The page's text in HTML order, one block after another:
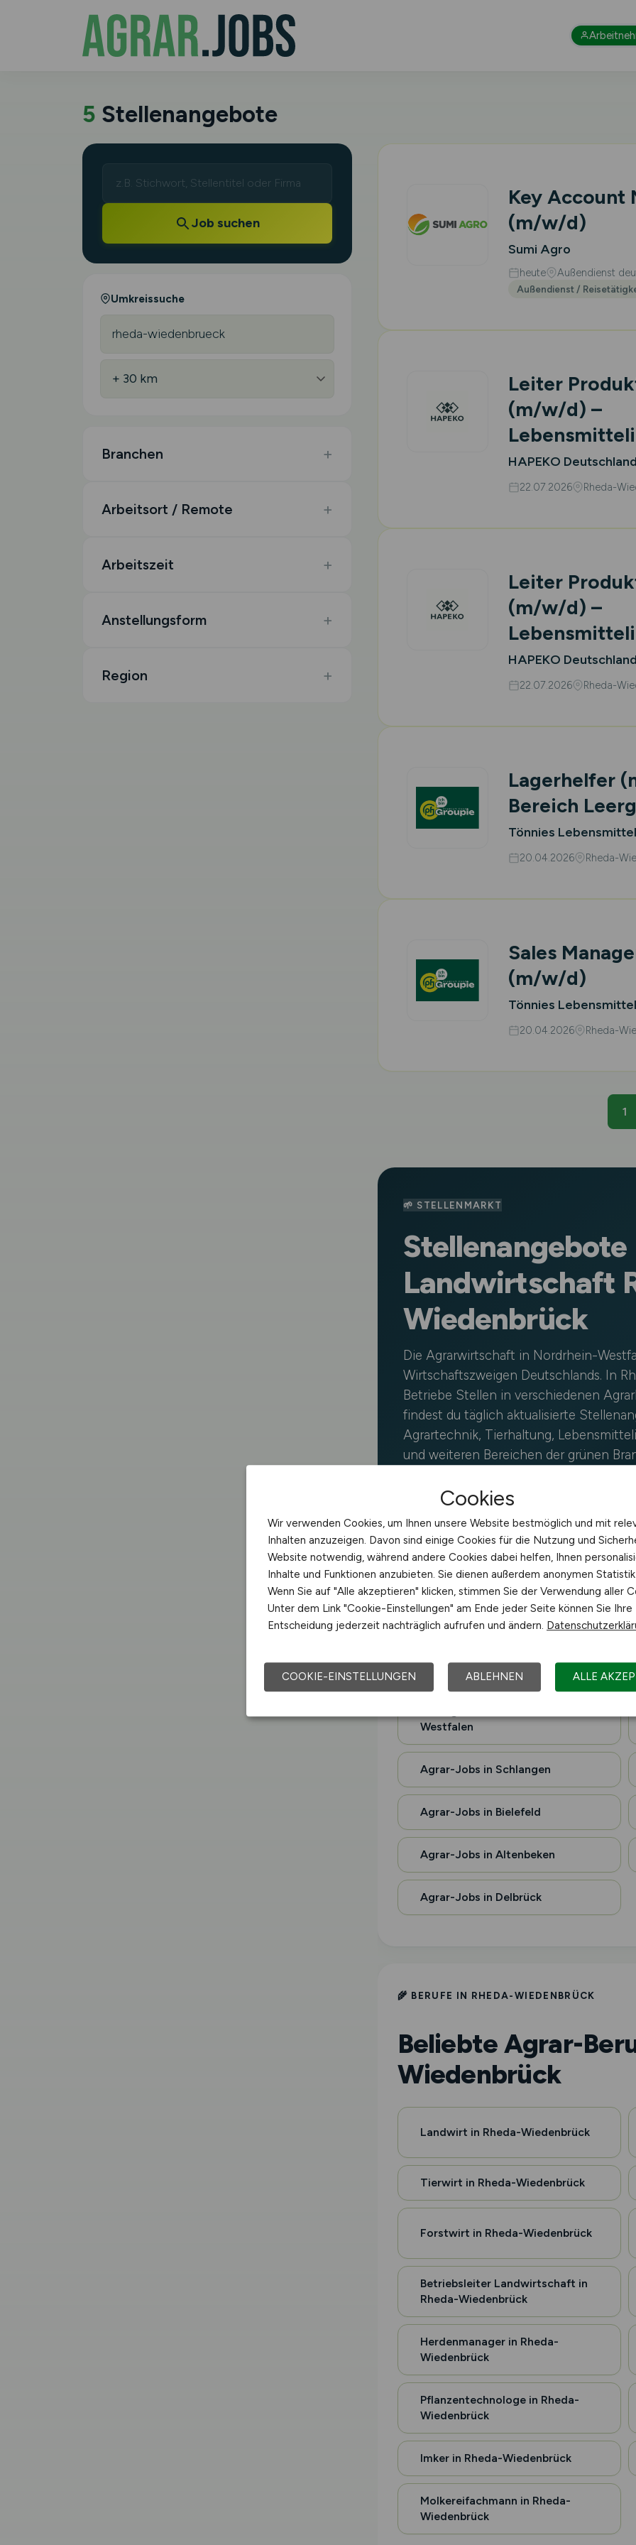
5 Stellenangebote
Job suchen
Umkreissuche
Branchen
Arbeitsort / Remote
Arbeitszeit
Anstellungsform
Region
Key Account
(m/w/d)
Sumi Agro
heute Außendienst
Außendienst /
Leiter
(m/w/d) –
HAPEKO
22.07.2026 Rheda-
Leiter
(m/w/d) –
HAPEKO
22.07.2026 Rheda-
Lagerhelfer
Bereich
Tönnies
20.04.2026 Rheda-
Sales
(m/w/d)
Tönnies
20.04.2026 Rheda-
1
🌱 STELLENMARKT
Stellenangebote
Landwirtschaft
Wiedenbrück
Die Agrarwirtschaft in Nordrhein-
Wirtschaftszweigen Deutschlands. In
Betriebe Stellen in verschiedenen
findest du täglich aktualisierte
Agrartechnik, Tierhaltung,
und weiteren Bereichen der grünen
richtet sich
– vom Berufseinsteiger bis zur
Agrar-Jobs in
und Umgebung
Westfalen
Agrar-Jobs in Schlangen
Agrar-Jobs in Bielefeld
Agrar-Jobs in Altenbeken
Agrar-Jobs in Delbrück
🌾 BERUFE IN RHEDA-WIEDENBRÜCK
Beliebte Agrar-
Wiedenbrück
Landwirt in Rheda-Wiedenbrück
Tierwirt in Rheda-Wiedenbrück
Forstwirt in Rheda-Wiedenbrück
Betriebsleiter Landwirtschaft in
Rheda-Wiedenbrück
Herdenmanager in Rheda-
Wiedenbrück
Pflanzentechnologe in Rheda-
Wiedenbrück
Imker in Rheda-Wiedenbrück
Molkereifachmann in Rheda-
Wiedenbrück
Cookies
Wir verwenden Cookies, um Ihnen unsere Website bestmöglich und mit
Inhalten anzuzeigen. Davon sind einige Cookies für die Nutzung und
Website notwendig, während andere Cookies dabei helfen, Ihnen
Inhalte und Funktionen anzubieten. Sie dienen außerdem anonymen
Wenn Sie auf "Alle akzeptieren" klicken, stimmen Sie der Verwendung aller
Unter dem Link "Cookie-Einstellungen" am Ende jeder Seite können Sie Ihre
Entscheidung jederzeit nachträglich aufrufen und ändern.
COOKIE-EINSTELLUNGEN ABLEHNEN ALLE